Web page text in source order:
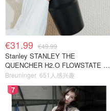
€31.99 €49.99
Stanley STANLEY THE
QUENCHER H2.O FLOWSTATE 保
温杯 1.18L 黑色
Breuninger 651人感兴趣
7